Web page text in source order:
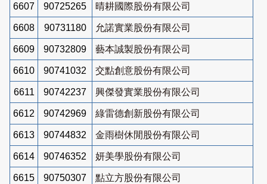
6607 90725265 晴耕國際股份有限公司
6608 90731180 允諾實業股份有限公司
6609 90732809 藝本誠製股份有限公司
6610 90741032 交點創意股份有限公司
6611 90742237 興傑發實業股份有限公司
6612 90742969 綠雷德創新股份有限公司
6613 90744832 金雨樹休閒股份有限公司
6614 90746352 妍美學股份有限公司
6615 90750307 點立方股份有限公司